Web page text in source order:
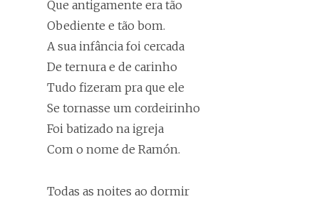
Que antigamente era tão
Obediente e tão bom.
A sua infância foi cercada
De ternura e de carinho
Tudo fizeram pra que ele
Se tornasse um cordeirinho
Foi batizado na igreja
Com o nome de Ramón.
Todas as noites ao dormir